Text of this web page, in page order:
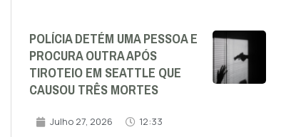
POLÍCIA DETÉM UMA PESSOA E
PROCURA OUTRA APÓS
TIROTEIO EM SEATTLE QUE
CAUSOU TRÊS MORTES
Julho 27, 2026 12:33